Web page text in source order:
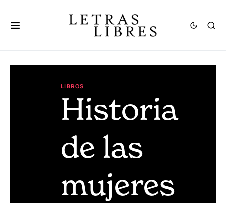
LIBROS
Historia
de las
mujeres